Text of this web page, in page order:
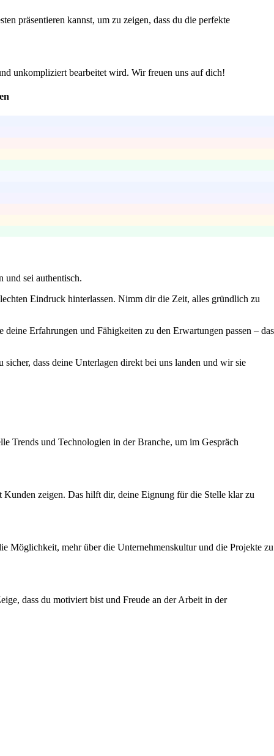
präsentieren kannst, um zu zeigen, dass du die perfekte
unkompliziert bearbeitet wird. Wir freuen uns auf dich!
und sei authentisch.
Eindruck hinterlassen. Nimm dir die Zeit, alles gründlich zu
Erfahrungen und Fähigkeiten zu den Erwartungen passen – das
dass deine Unterlagen direkt bei uns landen und wir sie
Trends und Technologien in der Branche, um im Gespräch
zeigen. Das hilft dir, deine Eignung für die Stelle klar zu
Möglichkeit, mehr über die Unternehmenskultur und die Projekte zu
dass du motiviert bist und Freude an der Arbeit in der